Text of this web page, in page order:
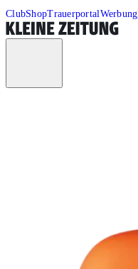
ClubShopTrauerportalWerbung